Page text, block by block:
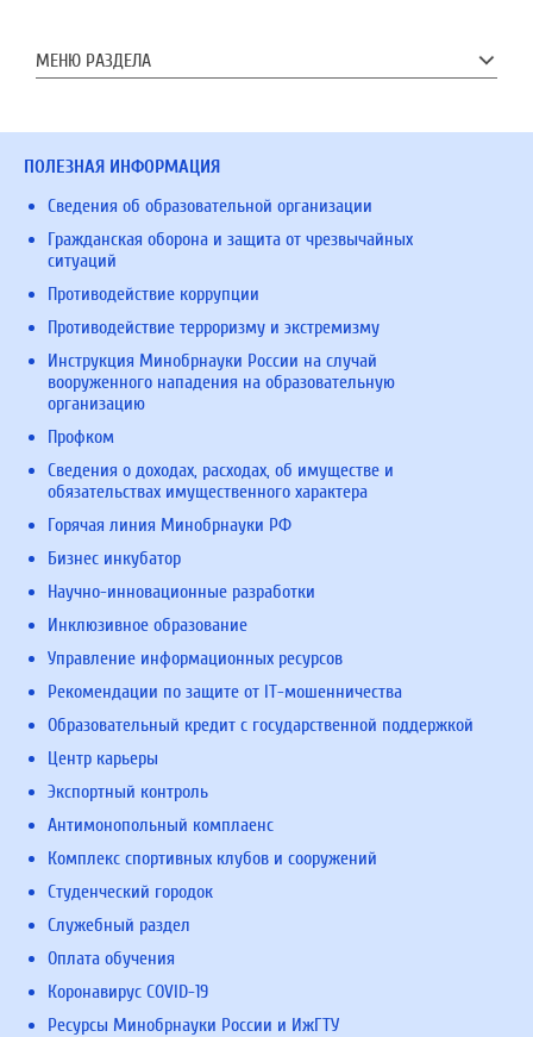
МЕНЮ РАЗДЕЛА
ПОЛЕЗНАЯ ИНФОРМАЦИЯ
Сведения об образовательной организации
Гражданская оборона и защита от чрезвычайных
ситуаций
Противодействие коррупции
Противодействие терроризму и экстремизму
Инструкция Минобрнауки России на случай
вооруженного нападения на образовательную
организацию
Профком
Сведения о доходах, расходах, об имуществе и
обязательствах имущественного характера
Горячая линия Минобрнауки РФ
Бизнес инкубатор
Научно-инновационные разработки
Инклюзивное образование
Управление информационных ресурсов
Рекомендации по защите от IT-мошенничества
Образовательный кредит с государственной поддержкой
Центр карьеры
Экспортный контроль
Антимонопольный комплаенс
Комплекс спортивных клубов и сооружений
Студенческий городок
Служебный раздел
Оплата обучения
Коронавирус COVID-19
Ресурсы Минобрнауки России и ИжГТУ